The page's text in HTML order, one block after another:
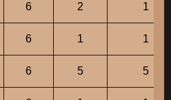
6 2 1
6 1 1
6 5 5